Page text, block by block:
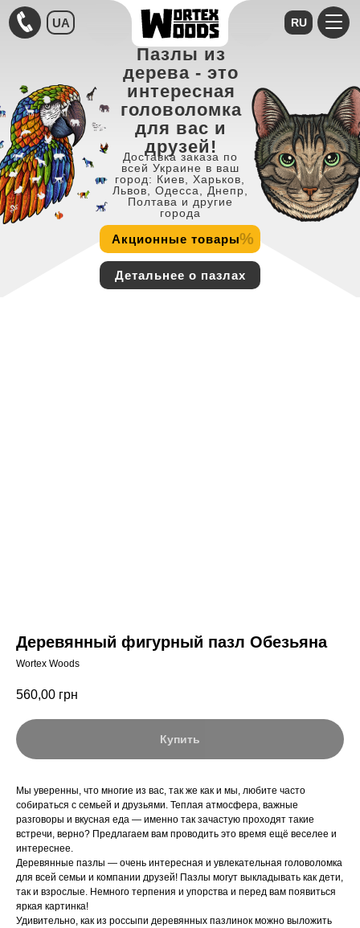
Акционные товары%
Пазлы из
дерева - это
интересная
головоломка
для вас и
друзей!
Доставка заказа по
всей Украине в ваш
город: Киев, Харьков,
Львов, Одесса, Днепр,
Полтава и другие
города
Детальнее о пазлах
UA RU
Деревянный фигурный пазл Обезьяна
Wortex Woods
560,00 грн
Купить
Мы уверенны, что многие из вас, так же как и мы, любите часто
собираться с семьей и друзьями. Теплая атмосфера, важные
разговоры и вкусная еда — именно так зачастую проходят такие
встречи, верно? Предлагаем вам проводить это время ещё веселее и
интереснее.
Деревянные пазлы — очень интересная и увлекательная головоломка
для всей семьи и компании друзей! Пазлы могут выкладывать как дети,
так и взрослые. Немного терпения и упорства и перед вам появиться
яркая картинка!
Удивительно, как из россыпи деревянных пазлинок можно выложить